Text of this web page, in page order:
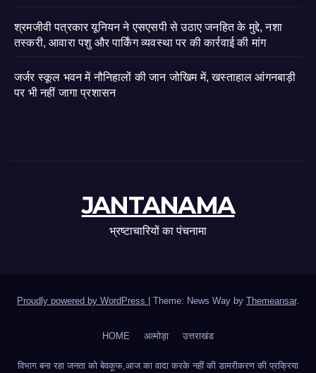
श्रमजीवी पत्रकार यूनियन ने एसएसपी से उठाए जनहित के मुद्दे, नशा
तस्करी, आवारा पशु और पार्किंग व्यवस्था पर की कार्रवाई की मांग
जर्जर स्कूल भवन में नौनिहालों की जान जोखिम में, खस्ताहाल आंगनबाड़ी
पर भी नहीं जागा प्रशासन
JANTANAMA
भ्रष्टाचारियों का पंचनामा
Proudly powered by WordPress Theme: News Way by Themeansar.
HOME अल्मोड़ा उत्तराखंड
विभाग बना रहा जनता को बेवकूफ,आज का वादा करके नहीं की डामरीकरण की प्रक्रिया